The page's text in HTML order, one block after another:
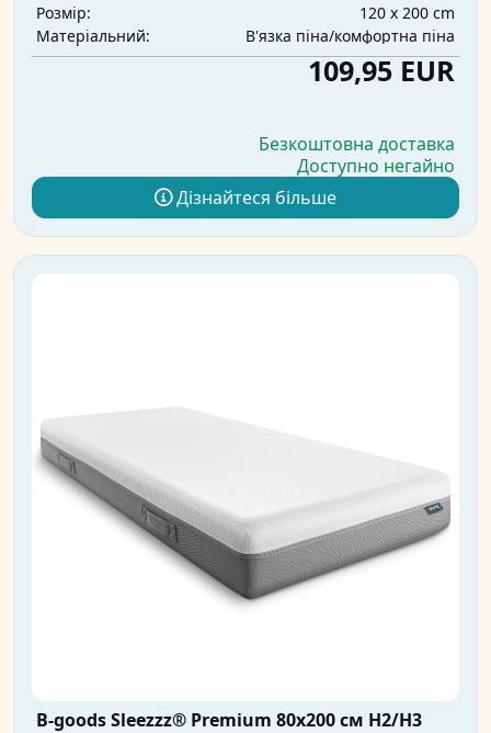
Розмір:
120 x 200 cm
Матеріальний:
В'язка піна/комфортна піна
109,95 EUR
Безкоштовна доставка
Доступно негайно
Дізнайтеся більше
B-goods Sleezzz® Premium 80x200 см H2/H3